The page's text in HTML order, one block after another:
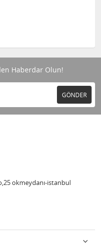
Haberdar Olun!
GÖNDER
okmeydanı-istanbul